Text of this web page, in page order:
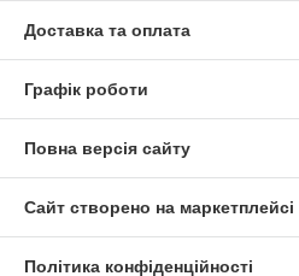
Доставка та оплата
Графік роботи
Повна версія сайту
Сайт створено на маркетплейсі
Політика конфіденційності